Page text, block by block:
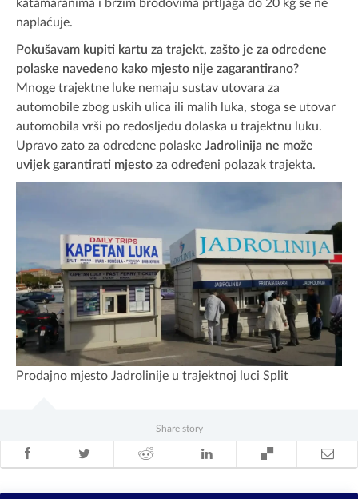
katamaranima i brzim brodovima prtljaga do 20 kg se ne
naplaćuje.
Pokušavam kupiti kartu za trajekt, zašto je za određene
polaske navedeno kako mjesto nije zagarantirano?
Mnoge trajektne luke nemaju sustav utovara za
automobile zbog uskih ulica ili malih luka, stoga se utovar
automobila vrši po redosljedu dolaska u trajektnu luku.
Upravo zato za određene polaske Jadrolinija ne može
uvijek garantirati mjesto za određeni polazak trajekta.
Prodajno mjesto Jadrolinije u trajektnoj luci Split
Share story